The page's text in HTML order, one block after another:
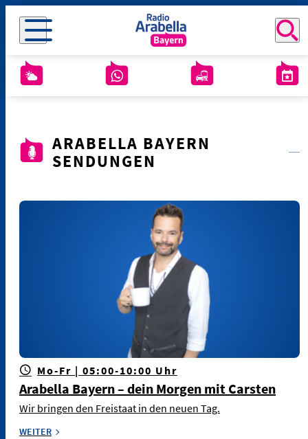
ARABELLA BAYERN
SENDUNGEN
Mo-Fr | 05:00-10:00 Uhr
Arabella Bayern – dein Morgen mit Carsten
Wir bringen den Freistaat in den neuen Tag.
WEITER